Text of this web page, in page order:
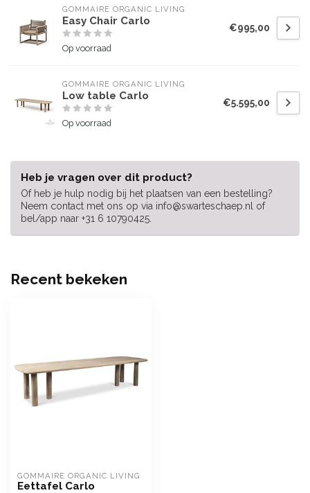
GOMMAIRE ORGANIC LIVING
Easy Chair Carlo
Op voorraad
€995,00
GOMMAIRE ORGANIC LIVING
Low table Carlo
Op voorraad
€5.595,00
Heb je vragen over dit product?
Of heb je hulp nodig bij het plaatsen van een bestelling?
Neem contact met ons op via info@swarteschaep.nl of
bel/app naar +31 6 10790425.
Recent bekeken
GOMMAIRE ORGANIC LIVING
Eettafel Carlo